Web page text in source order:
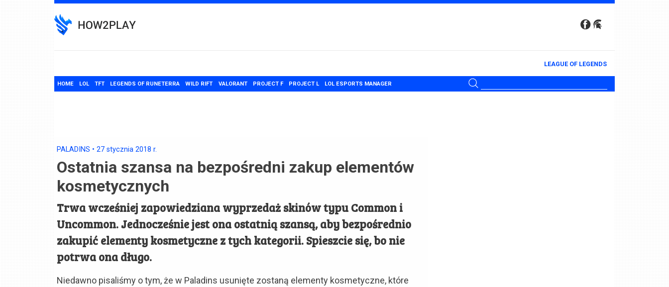
to
content
LEAGUE OF LEGENDS
HOME LOL TFT LEGENDS OF RUNETERRA WILD RIFT VALORANT PROJECT F PROJECT L LOL ESPORTS MANAGER
PALADINS • 27 stycznia 2018 r.
Ostatnia szansa na bezpośredni zakup elementów
kosmetycznych
Trwa wcześniej zapowiedziana wyprzedaż skinów typu Common i
Uncommon. Jednocześnie jest ona ostatnią szansą, aby bezpośrednio
zakupić elementy kosmetyczne z tych kategorii. Spieszcie się, bo nie
potrwa ona długo.
Niedawno pisaliśmy o tym, że w Paladins usunięte zostaną elementy kosmetyczne, które